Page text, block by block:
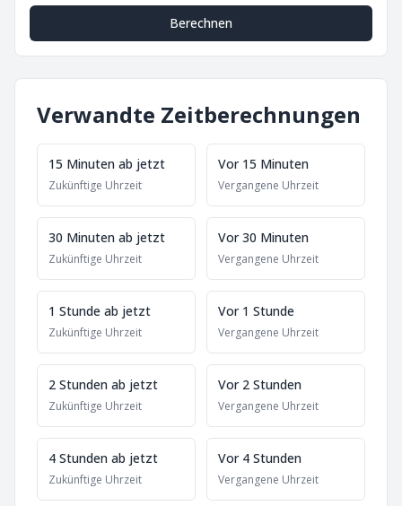
Berechnen
Verwandte Zeitberechnungen
15 Minuten ab jetzt
Zukünftige Uhrzeit
Vor 15 Minuten
Vergangene Uhrzeit
30 Minuten ab jetzt
Zukünftige Uhrzeit
Vor 30 Minuten
Vergangene Uhrzeit
1 Stunde ab jetzt
Zukünftige Uhrzeit
Vor 1 Stunde
Vergangene Uhrzeit
2 Stunden ab jetzt
Zukünftige Uhrzeit
Vor 2 Stunden
Vergangene Uhrzeit
4 Stunden ab jetzt
Zukünftige Uhrzeit
Vor 4 Stunden
Vergangene Uhrzeit